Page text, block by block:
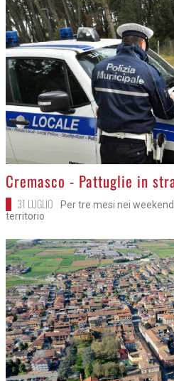
>
Cremasco - Pattuglie in
31 LUGLIO
Per tre mesi nei
territorio